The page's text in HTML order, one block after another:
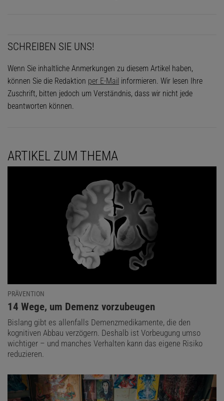
SCHREIBEN SIE UNS!
Wenn Sie inhaltliche Anmerkungen zu diesem Artikel haben,
können Sie die Redaktion per E-Mail informieren. Wir lesen Ihre
Zuschrift, bitten jedoch um Verständnis, dass wir nicht jede
beantworten können.
ARTIKEL ZUM THEMA
PRÄVENTION
:
14 Wege, um Demenz vorzubeugen
Bislang gibt es allenfalls Demenzmedikamente, die den
kognitiven Abbau verzögern. Deshalb ist Vorbeugung umso
wichtiger – und manches Verhalten kann das eigene Risiko
reduzieren.